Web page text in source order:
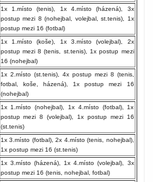
1x 1.místo (tenis), 1x 4.místo (házená), 3x
postup mezi 8 (nohejbal, volejbal, st.tenis), 1x
postup mezi 16 (fotbal)
1x 1.místo (koše), 1x 3.místo (volejbal), 2x
postup mezi 8 (tenis, st.tenis), 1x postup mezi
16 (nohejbal)
1x 2.místo (st.tenis), 4x postup mezi 8 (tenis,
fotbal, koše, házená), 1x postup mezi 16
(nohejbal)
1x 1.místo (nohejbal), 1x 4.místo (fotbal), 1x
postup mezi 8 (volejbal), 1x postup mezi 16
(st.tenis)
1x 3.místo (fotbal), 2x 4.místo (tenis, nohejbal),
1x postup mezi 16 (st.tenis)
1x 3.místo (házená), 1x 4.místo (volejbal), 3x
postup mezi 16 (tenis, nohejbal, fotbal)